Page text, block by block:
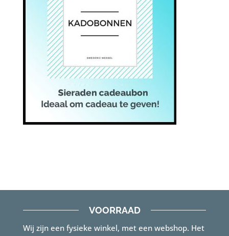
VOORRAAD
Wij zijn een fysieke winkel, met een webshop. Het